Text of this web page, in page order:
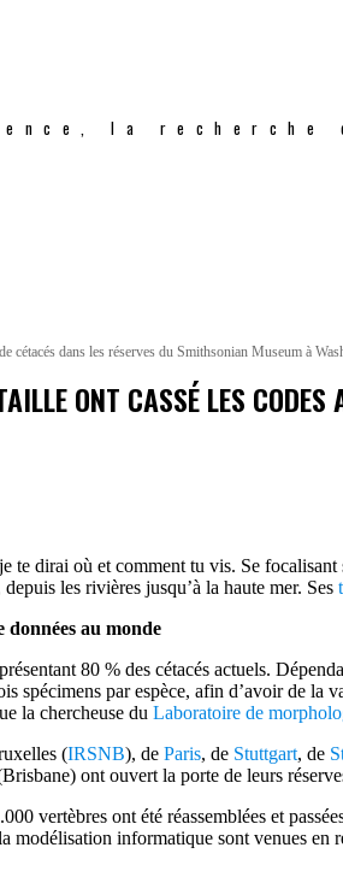
la recherche
cétacés dans les réserves du Smithsonian Museum à
ONT CASSÉ LES CODES
te dirai où et comment tu vis. Se
les rivières jusqu’à la haute mer. Ses
données au monde
80 % des cétacés actuels.
spécimens par espèce, afin d’avoir de
la chercheuse du Laboratoire de
(IRSNB), de Paris, de Stuttgart, de
ont ouvert la porte de leurs
vertèbres ont été réassemblées et
modélisation informatique sont venues